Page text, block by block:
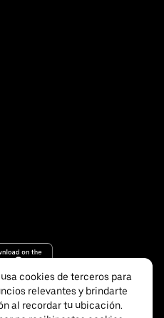
cookies de terceros para
relevantes y brindarte
al recordar tu ubicación.